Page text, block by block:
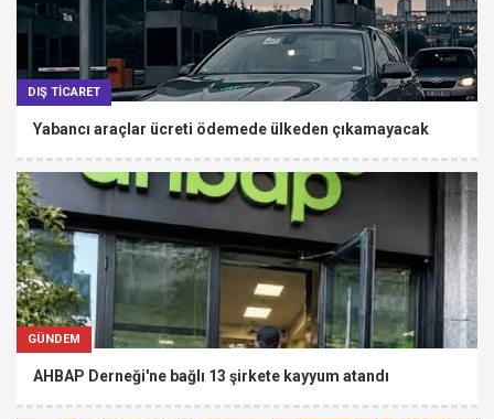
DIŞ TİCARET
Yabancı araçlar ücreti ödemede ülkeden çıkamayacak
GÜNDEM
AHBAP Derneği'ne bağlı 13 şirkete kayyum atandı